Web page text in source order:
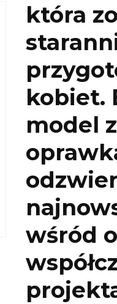
która
kobiet.
model
wśród